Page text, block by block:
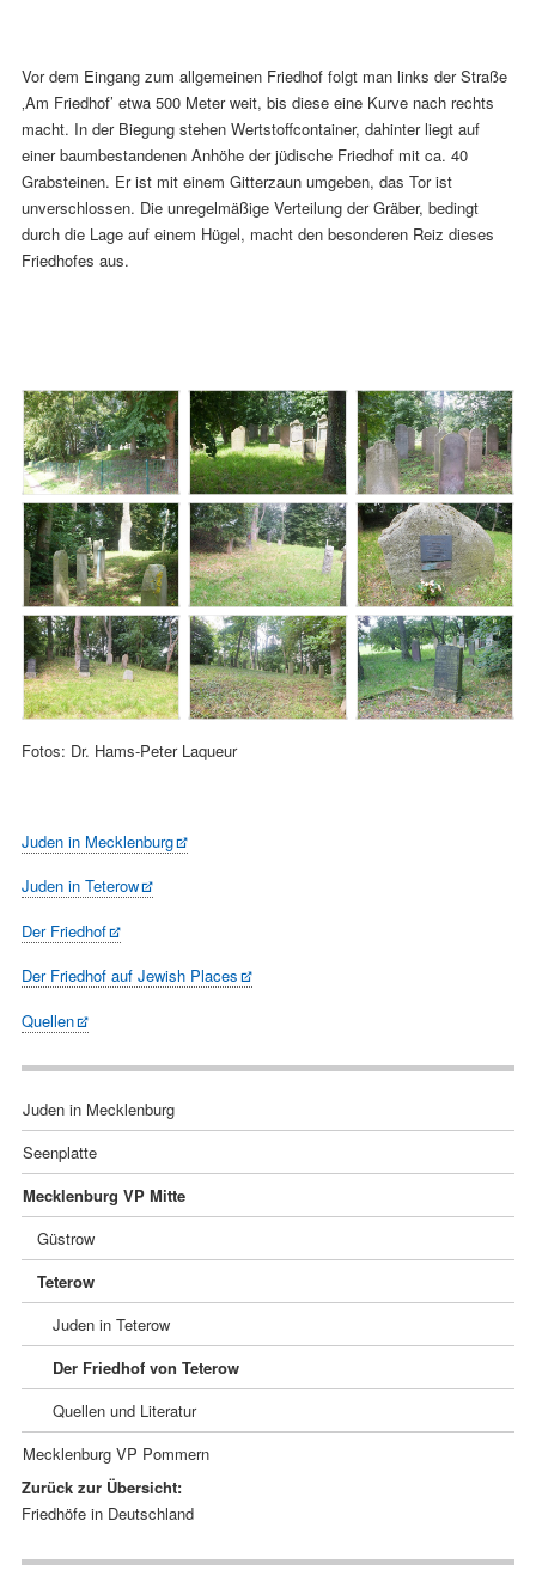
Vor dem Eingang zum allgemeinen Friedhof folgt man links der Straße
‚Am Friedhof’ etwa 500 Meter weit, bis diese eine Kurve nach rechts
macht. In der Biegung stehen Wertstoffcontainer, dahinter liegt auf
einer baumbestandenen Anhöhe der jüdische Friedhof mit ca. 40
Grabsteinen. Er ist mit einem Gitterzaun umgeben, das Tor ist
unverschlossen. Die unregelmäßige Verteilung der Gräber, bedingt
durch die Lage auf einem Hügel, macht den besonderen Reiz dieses
Friedhofes aus.
Fotos: Dr. Hams-Peter Laqueur
Juden in Mecklenburg
Juden in Teterow
Der Friedhof
Der Friedhof auf Jewish Places
Quellen
Navigation
überspringen
Juden in Mecklenburg
Seenplatte
Mecklenburg VP Mitte
Güstrow
Teterow
Juden in Teterow
Der Friedhof von Teterow
Quellen und Literatur
Mecklenburg VP Pommern
Zurück zur Übersicht:
Navigation
Friedhöfe in Deutschland